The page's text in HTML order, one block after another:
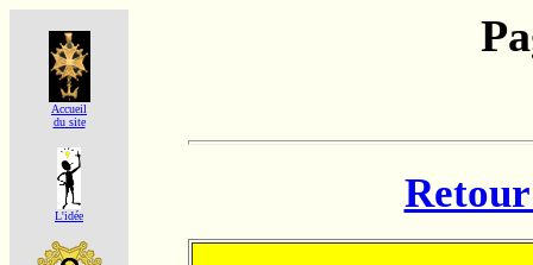
Accueil
du site
L'idée